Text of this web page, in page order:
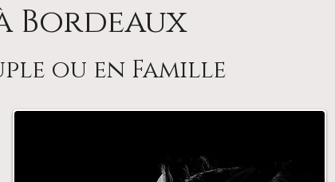
Bordeaux
ou en Famille